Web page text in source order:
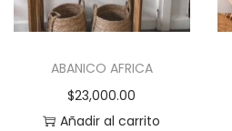
ABANICO AFRICA
$23,000.00
Añadir al carrito